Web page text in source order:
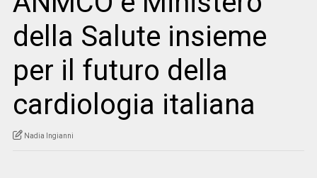
della Salute insieme
per il futuro della
cardiologia italiana
Nadia Ingianni